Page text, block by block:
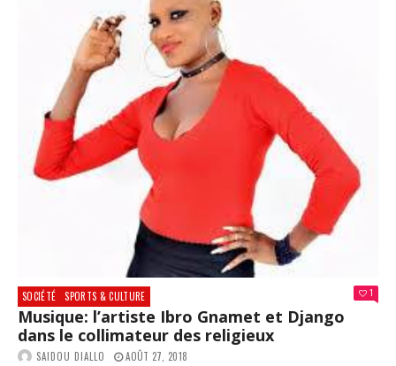
SOCIÉTÉ SPORTS & CULTURE 1
Musique: l’artiste Ibro Gnamet et Django
dans le collimateur des religieux
SAIDOU DIALLO AOÛT 27, 2018